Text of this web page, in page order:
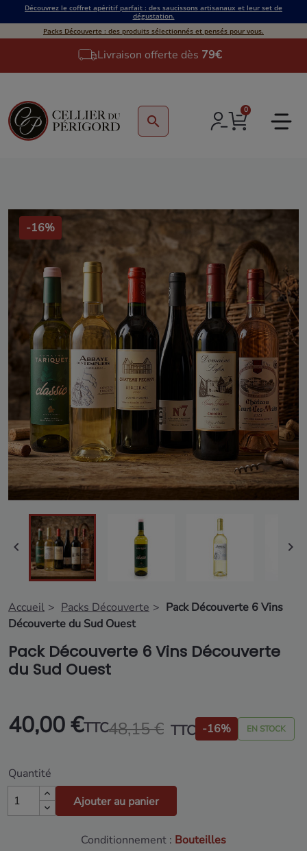
Découvrez le coffret apéritif parfait : des saucissons artisanaux et leur set de
dégustation.
Packs Découverte : des produits sélectionnés et pensés pour vous.
Livraison offerte dès 79€
search
0
-16%
 
Accueil Packs Découverte
Pack Découverte 6 Vins
Découverte du Sud Ouest
Pack Découverte 6 Vins Découverte
du Sud Ouest
40,00 €TTC48,15 € TTC -16% EN STOCK
Quantité
Ajouter au panier
Conditionnement : Bouteilles